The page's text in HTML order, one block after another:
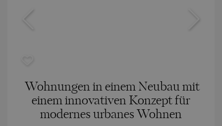
Wohnungen in einem Neubau mit
einem innovativen Konzept für
modernes urbanes Wohnen